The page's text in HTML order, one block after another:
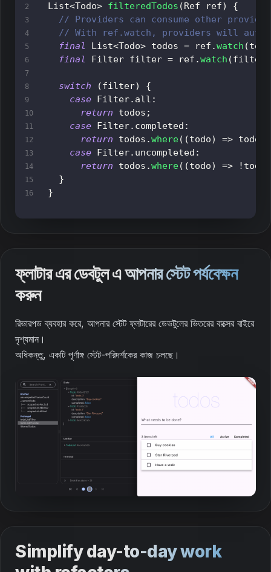
List<Todo> filteredTodos ( Ref ref)
{
// Providers can consume other
// With ref.watch, providers will
final
List<Todo> todos = ref .watch (
final
Filter filter = ref .watch (
switch (filter)
{
case
Filter. all :
return todos ;
case
Filter. completed :
return todos .where( (todo) => todo
case
Filter. uncompleted :
return todos .where( (todo) => ! todo
}
}
ফ্লাটার এর ডেবটুল এ আপনার স্টেট পর্যবেক্ষন
করুন
রিভারপড ব্যবহার করে, আপনার স্টেট ফ্লটারের ডেভটুলের ভিতরের বাক্সের বাইরে
দৃশ্যমান।
অধিকন্তু, একটি পূর্ণাঙ্গ স্টেট-পরিদর্শকের কাজ চলছে।
Simplify day-to-day work